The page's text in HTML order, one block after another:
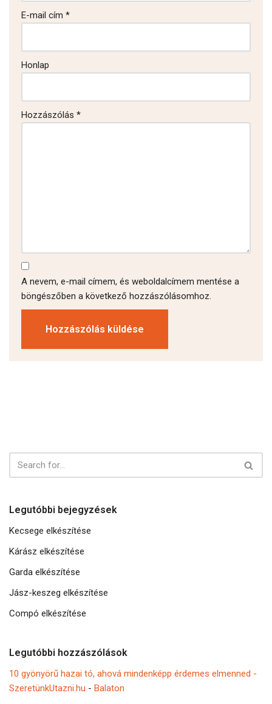
E-mail cím *
Honlap
Hozzászólás *
A nevem, e-mail címem, és weboldalcímem mentése a
böngészőben a következő hozzászólásomhoz.
Legutóbbi bejegyzések
Kecsege elkészítése
Kárász elkészítése
Garda elkészítése
Jász-keszeg elkészítése
Compó elkészítése
Legutóbbi hozzászólások
10 gyönyörű hazai tó, ahová mindenképp érdemes elmenned -
SzeretünkUtazni.hu - Balaton